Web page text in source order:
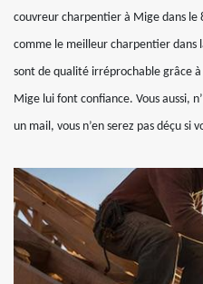
couvreur charpentier à Mige dans le
comme le meilleur charpentier dans
sont de qualité irréprochable grâce
Mige lui font confiance. Vous aussi,
un mail, vous n’en serez pas déçu si